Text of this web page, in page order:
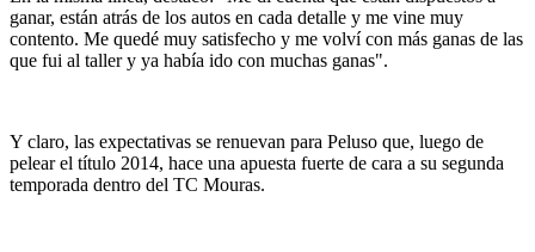
ganar, están atrás de los autos en cada detalle y me vine muy
contento. Me quedé muy satisfecho y me volví con más ganas de las
que fui al taller y ya había ido con muchas ganas".
Y claro, las expectativas se renuevan para Peluso que, luego de
pelear el título 2014, hace una apuesta fuerte de cara a su segunda
temporada dentro del TC Mouras.